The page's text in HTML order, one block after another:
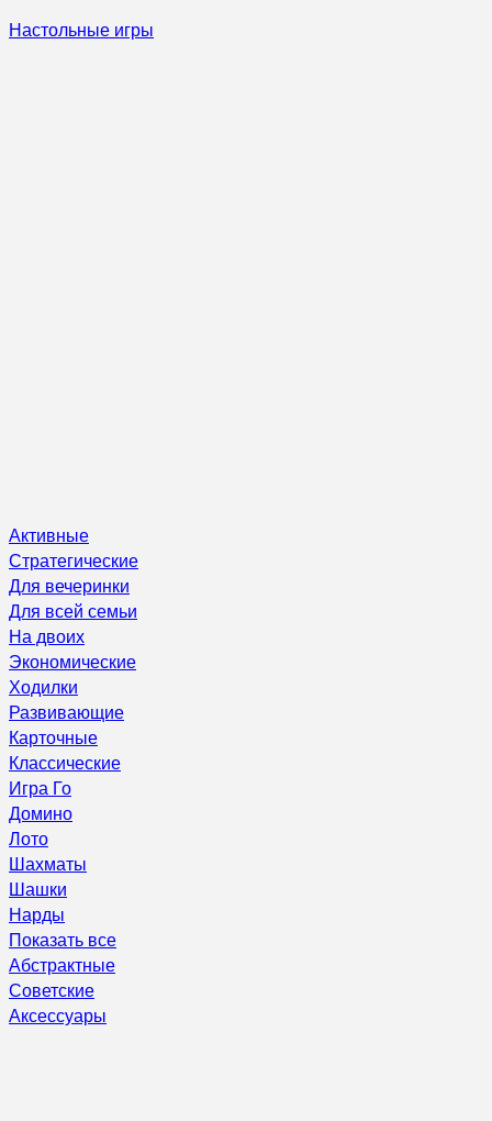
Настольные игры
Активные
Стратегические
Для вечеринки
Для всей семьи
На двоих
Экономические
Ходилки
Развивающие
Карточные
Классические
Игра Го
Домино
Лото
Шахматы
Шашки
Нарды
Показать все
Абстрактные
Советские
Аксессуары